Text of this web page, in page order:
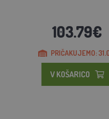
103.79€
PRIČAKUJEMO:
V KOŠARICO